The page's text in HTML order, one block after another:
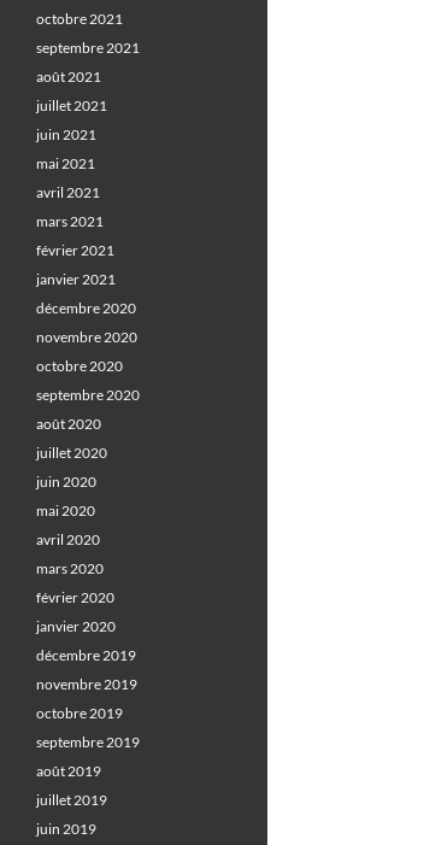
octobre 2021
septembre 2021
août 2021
juillet 2021
juin 2021
mai 2021
avril 2021
mars 2021
février 2021
janvier 2021
décembre 2020
novembre 2020
octobre 2020
septembre 2020
août 2020
juillet 2020
juin 2020
mai 2020
avril 2020
mars 2020
février 2020
janvier 2020
décembre 2019
novembre 2019
octobre 2019
septembre 2019
août 2019
juillet 2019
juin 2019